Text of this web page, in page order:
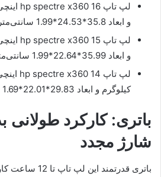
و ابعاد 35.8*24.53*1.99 سانتی‌متر است.
و ابعاد 35.99*22.64*1.99 سانتی‌متر است.
کیلوگرم و ابعاد 29.83*22.01*1.69 سانتی‌متر است.
باتری: کارکرد طولانی
شارژ مجدد
باتری قدرتمند